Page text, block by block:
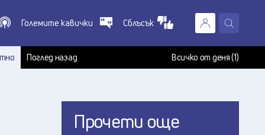
X
Големите кавички Сблъсък
Поглед назад Всичко от деня (1)
Прочети още